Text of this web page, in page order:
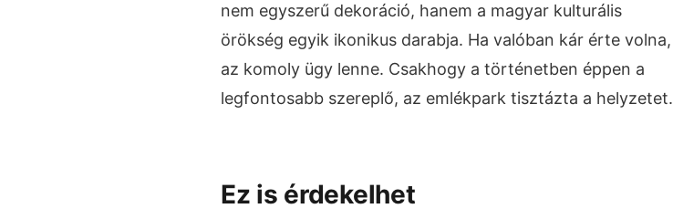
nem egyszerű dekoráció, hanem a magyar kulturális
örökség egyik ikonikus darabja. Ha valóban kár érte volna,
az komoly ügy lenne. Csakhogy a történetben éppen a
legfontosabb szereplő, az emlékpark tisztázta a helyzetet.
Ez is érdekelhet